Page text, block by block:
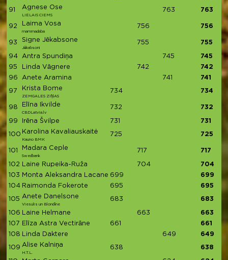
91 Agnese Ose
LIELAIS CIEMS
763 763
92 Laima Vosa
mammadaba
756 756
93 Signe Jēkabsone
Jēkabsoni
755 755
94 Antra Spundiņa 745
745
95
Linda Vāgnere 742
742
96
Anete Aramina 741 741
97 Krista Bome
ZEMGALES ZIŅAS
734 734
98 Elīna Ikvilde
CBDLatvia.lv
732 732
99 Irēna Švilpe 731 731
100 Karolina Kavaliauskaitė
Kauno BMK
725 725
101 Madara Ceple
Swedbank
717 717
102 Laine Rupeika-Ruža 704
704
103
Monta Aleksandra Lacane 699
699
104 Raimonda Fokerote 695 695
105 Anete Danelsone
Viesulis un Blondīne
683 683
106 Laine Helmane 663
663
107
Elīza Astra Vectirāne 661
661
108
Linda Daktere 649 649
109 Alise Kalniņa
H.T.L.
638 638